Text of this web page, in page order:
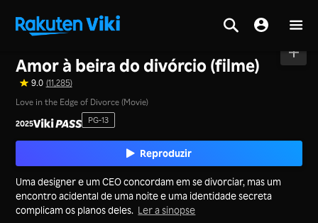
Amor à beira do divórcio (filme)
9.0 (11,285)
Love in the Edge of Divorce (Movie)
2025 PG-13
Reproduzir
Uma designer e um CEO concordam em se divorciar, mas um
encontro acidental de uma noite e uma identidade secreta
complicam os planos deles. Ler a sinopse